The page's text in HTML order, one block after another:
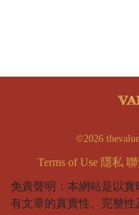
©2026
Terms of Use 隱私
免責聲明：本網站是以
有文章的真實性、完整